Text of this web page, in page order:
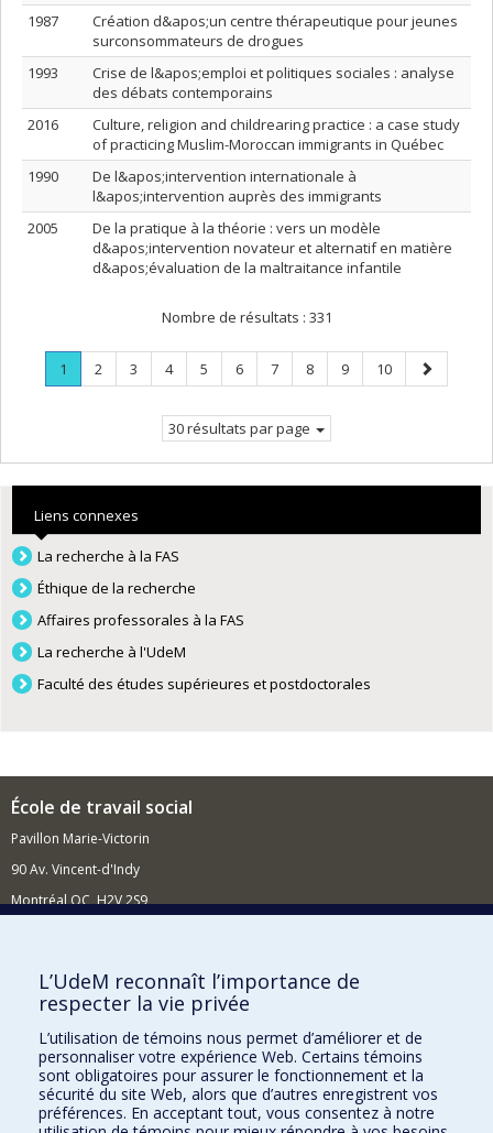
1987
Création d&apos;un centre thérapeutique pour jeunes
surconsommateurs de drogues
1993
Crise de l&apos;emploi et politiques sociales : analyse
des débats contemporains
2016
Culture, religion and childrearing practice : a case study
of practicing Muslim-Moroccan immigrants in Québec
1990
De l&apos;intervention internationale à
l&apos;intervention auprès des immigrants
2005
De la pratique à la théorie : vers un modèle
d&apos;intervention novateur et alternatif en matière
d&apos;évaluation de la maltraitance infantile
Nombre de résultats : 331
Page
1
Page
Page
2 Page
3 Page
4 Page
5 Page
6 Page
7 Page
8 Page
9 Page
10
Page
suivante
30 résultats par page
Liens connexes
La recherche à la FAS
Éthique de la recherche
Affaires professorales à la FAS
La recherche à l'UdeM
Faculté des études supérieures et postdoctorales
École de travail social
Pavillon Marie-Victorin
90 Av. Vincent-d'Indy
Montréal QC H2V 2S9
Comment soutenir l'École?
BESOIN D'AIDE?
Plan du site
Signaler une erreur
Accessibilité
L’UdeM reconnaît l’importance de
respecter la vie privée
L’utilisation de témoins nous permet d’améliorer et de
personnaliser votre expérience Web. Certains témoins
sont obligatoires pour assurer le fonctionnement et la
sécurité du site Web, alors que d’autres enregistrent vos
préférences. En acceptant tout, vous consentez à notre